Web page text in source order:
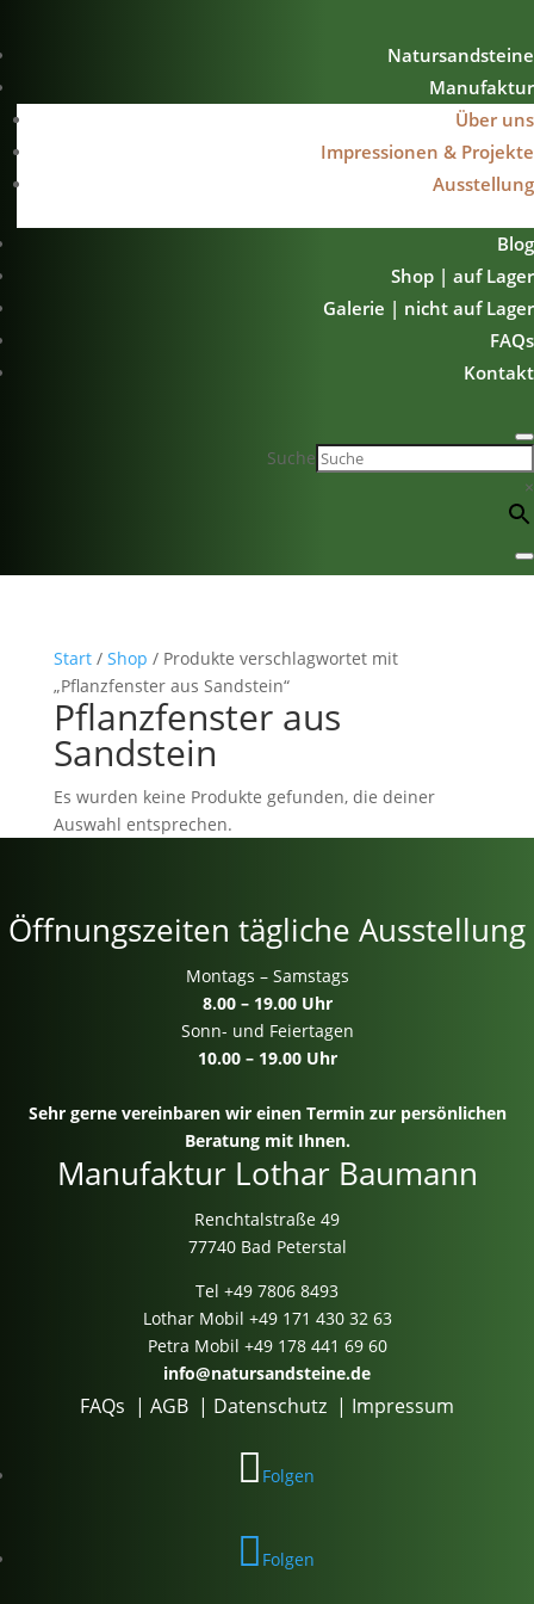
Natursandsteine
Manufaktur
Über uns
Impressionen & Projekte
Ausstellung
Blog
Shop | auf Lager
Galerie | nicht auf Lager
FAQs
Kontakt
Suche
×
Start/ Shop / Produkte verschlagwortet mit
„Pflanzfenster aus Sandstein“
Pflanzfenster aus
Sandstein
Es wurden keine Produkte gefunden, die deiner
Auswahl entsprechen.
Öffnungszeiten tägliche Ausstellung
Montags – Samstags
8.00 – 19.00 Uhr
Sonn- und Feiertagen
10.00 – 19.00 Uhr
Sehr gerne vereinbaren wir einen Termin zur persönlichen
Beratung mit Ihnen.
Manufaktur Lothar Baumann
Renchtalstraße 49
77740 Bad Peterstal
Tel +49 7806 8493
Lothar Mobil +49 171 430 32 63
Petra Mobil +49 178 441 69 60
info@natursandsteine.de
FAQs | AGB | Datenschutz | Impressum
Folgen
Folgen